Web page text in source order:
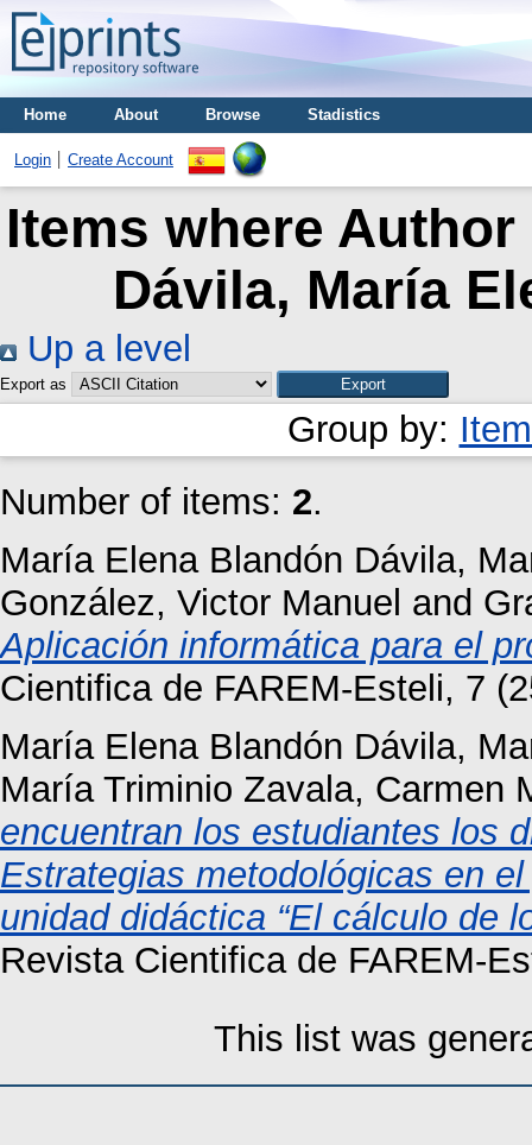
Home About Browse Stadistics
Login Create Account
Items where
Dávila, María
Up a level
Export as
Group by:
Number of items: 2.
María Elena Blandón Dávila,
González, Victor Manuel and
Aplicación informática para el
Cientifica de FAREM-Esteli, 7
María Elena Blandón Dávila,
María Triminio Zavala, Carmen
encuentran los estudiantes los
Estrategias metodológicas en
unidad didáctica “El cálculo de
Revista Cientifica de FAREM-
This list was